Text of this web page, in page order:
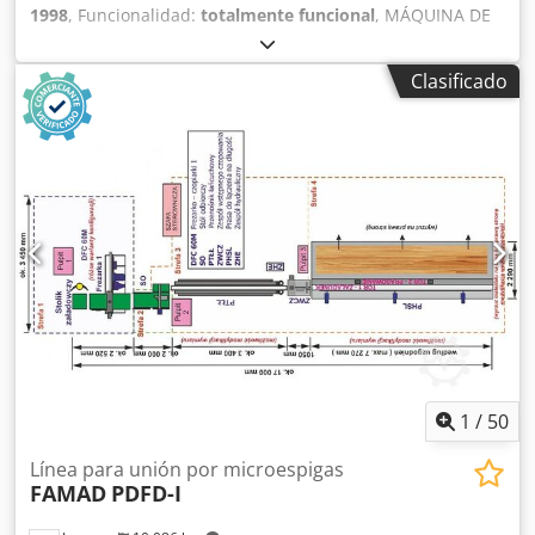
1998, Funcionalidad: totalmente funcional, MÁQUINA DE
UNIÓN A MACHIHEMBRADO máquina de unión a
machihembrado Máquina de unión a machihembrado
para paquetes de madera: -Ancho del paquete de madera:
500 mm -Longitud de la madera: 200-2000 mm -Ancho de
la madera: 50-215 mm -Grosor de la madera: 25-100 mm -
Rendimiento de fresado: 2,5-3 unidades/min -Fuerza de
prensado: máx. 12000 kp (opción: 15000 kp) Chedpjlatv Ajfx
Ai Sja -Longitudes de fabricación: ilimitadas compuesta
por: A) Estación de separación con dispositivo de volcado
B) Fresadora central de machihembrado equipada con: -2
husillos de fresado de 18,5 kW cada uno -2 unidades de
extracción de virutas de 7,5 kW cada una C) Sección de
alimentación con 2 cadenas de transporte D) Dispositivo
de avance con rodillos dobles E) Prensadora de extrusión
Clasificado
1 / 50
Línea para unión por microespigas
FAMAD PDFD-I